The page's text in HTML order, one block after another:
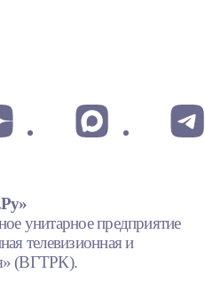
унитарное предприятие
телевизионная и
(ВГТРК).